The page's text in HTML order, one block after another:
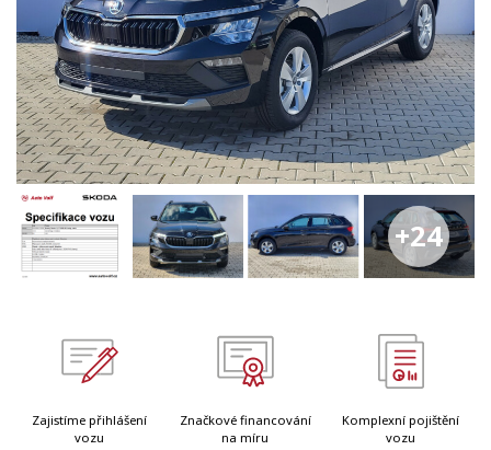
+24
Zajistíme přihlášení
vozu
Značkové financování
na míru
Komplexní pojištění
vozu